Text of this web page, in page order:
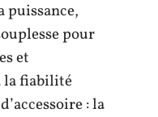
puissance,
pour
et
la fiabilité
: la